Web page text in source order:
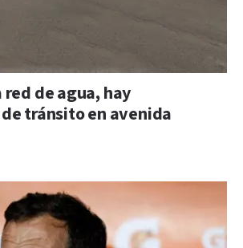
red de agua, hay
tránsito en avenida